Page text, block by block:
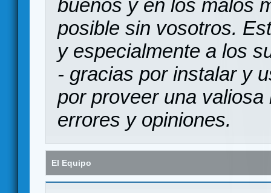
buenos y en los malos
posible sin vosotros.
y especialmente a los
- gracias por instalar y
por proveer una
errores y opiniones.
El Equipo